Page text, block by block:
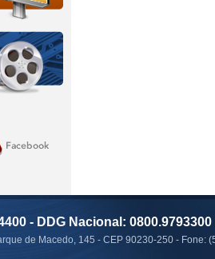
- DDG Nacional: 0800.9793300
de Macedo, 145 - CEP 90230-250 - Fone: